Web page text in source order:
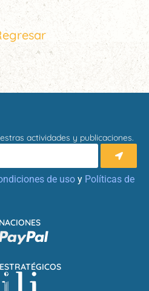
actividades y publicaciones.
de uso y Políticas de